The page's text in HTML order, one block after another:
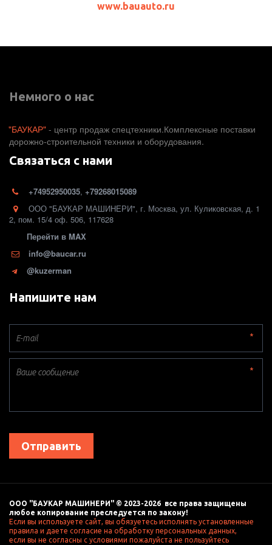
www.bauauto.ru
Немного о нас
"БАУКАР" - центр продаж спецтехники.Комплексные поставки
дорожно-строительной техники и оборудования.
Связаться с нами
+74952950035, +79268015089
ООО "БАУКАР МАШИНЕРИ", г. Москва, ул. Куликовская, д. 1
2, пом. 15/4 оф. 506, 117628
Перейти в MAX
info@baucar.ru
@kuzerman
Напишите нам
*
*
Отправить
ООО "БАУКАР МАШИНЕРИ" © 2023-2026  все права защищены
любое копирование преследуется по закону!
Если вы используете сайт, вы обязуетесь исполнять установленные
правила и даете согласие на обработку персональных данных,
если вы не согласны с условиями пожалуйста не пользуйтесь